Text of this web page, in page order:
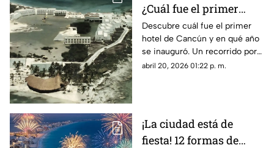
¿Cuál fue el primer
hotel en construirse y
en qué año se
inauguró?
Descubre cuál fue el primer
hotel de Cancún y en qué año
se inauguró. Un recorrido por
la historia del Playa Blanca y
abril 20, 2026 01:22 p. m.
¡La ciudad está de
fiesta! 12 formas de